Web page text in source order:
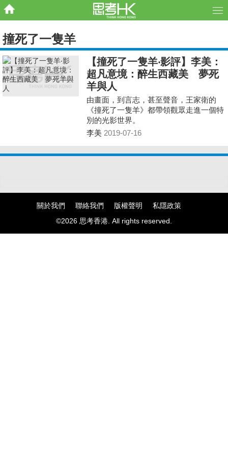
撞死了一隻羊
【撞死了一隻羊‧影評】李美：
超凡意境：醉生西藏美 夢死
羊與人
由畫面，到言志，甚至聲音，王家衛的
《撞死了一隻羊》都帶領觀眾走進一個特
別的光影世界。
李美 2019-07-16
關於我們 聯絡我們 版權聲明
私隱政策
©2026 思考香港. All rights reserved.